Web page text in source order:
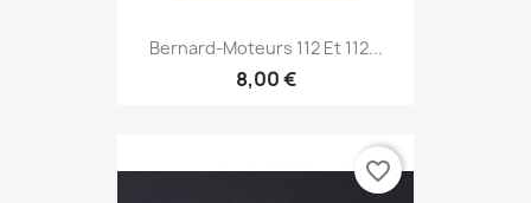
Bernard-Moteurs 112 Et 112...
8,00 €
favorite_border